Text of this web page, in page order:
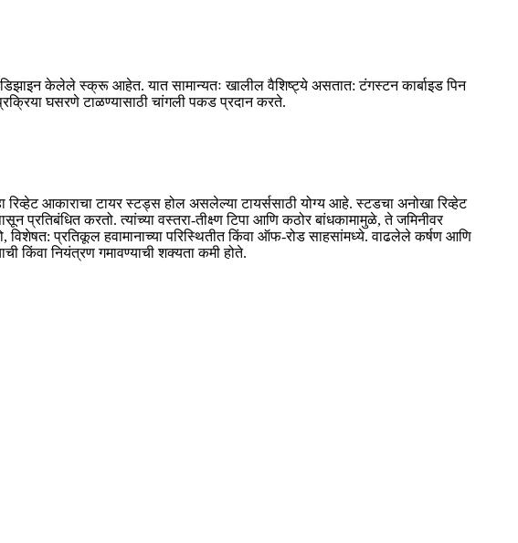
केलेले स्क्रू आहेत. यात सामान्यतः खालील वैशिष्ट्ये असतात: टंगस्टन कार्बाइड पिन
घसरणे टाळण्यासाठी चांगली पकड प्रदान करते.
आकाराचा टायर स्टड्स होल असलेल्या टायर्ससाठी योग्य आहे. स्टडचा अनोखा रिव्हेट
प्रतिबंधित करतो. त्यांच्या वस्तरा-तीक्ष्ण टिपा आणि कठोर बांधकामामुळे, ते जमिनीवर
विशेषत: प्रतिकूल हवामानाच्या परिस्थितीत किंवा ऑफ-रोड साहसांमध्ये. वाढलेले कर्षण आणि
किंवा नियंत्रण गमावण्याची शक्यता कमी होते.